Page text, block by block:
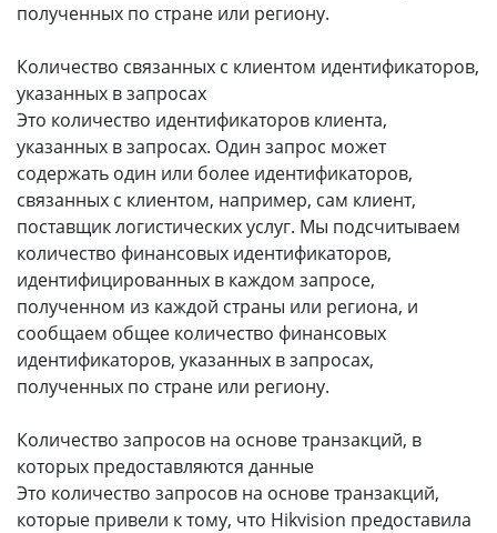
полученных по стране или региону.
Количество связанных с клиентом идентификаторов,
указанных в запросах
Это количество идентификаторов клиента,
указанных в запросах. Один запрос может
содержать один или более идентификаторов,
связанных с клиентом, например, сам клиент,
поставщик логистических услуг. Мы подсчитываем
количество финансовых идентификаторов,
идентифицированных в каждом запросе,
полученном из каждой страны или региона, и
сообщаем общее количество финансовых
идентификаторов, указанных в запросах,
полученных по стране или региону.
Количество запросов на основе транзакций, в
которых предоставляются данные
Это количество запросов на основе транзакций,
которые привели к тому, что Hikvision предоставила